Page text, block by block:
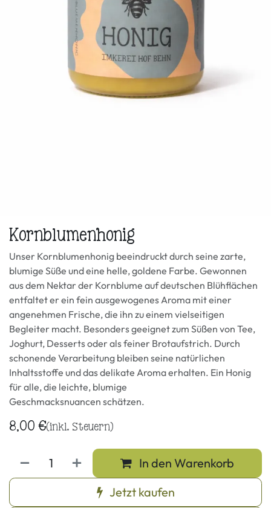
Kornblumenhonig
Unser Kornblumenhonig beeindruckt durch seine zarte,
blumige Süße und eine helle, goldene Farbe. Gewonnen
aus dem Nektar der Kornblume auf deutschen Blühflächen
entfaltet er ein fein ausgewogenes Aroma mit einer
angenehmen Frische, die ihn zu einem vielseitigen
Begleiter macht. Besonders geeignet zum Süßen von Tee,
Joghurt, Desserts oder als feiner Brotaufstrich. Durch
schonende Verarbeitung bleiben seine natürlichen
Inhaltsstoffe und das delikate Aroma erhalten. Ein Honig
für alle, die leichte, blumige
Geschmacksnuancen schätzen.
8,00 €(inkl. Steuern)
In den Warenkorb
Jetzt kaufen